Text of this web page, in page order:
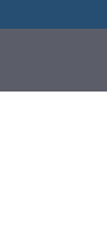
TÜM